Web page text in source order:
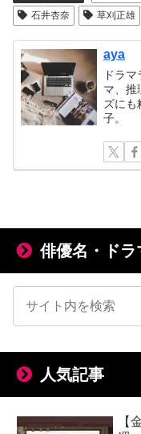
石井杏奈
草刈正雄
aya
ドラ
マ、推
ズにも
子。
俳優名・ドラ
人気記事
【